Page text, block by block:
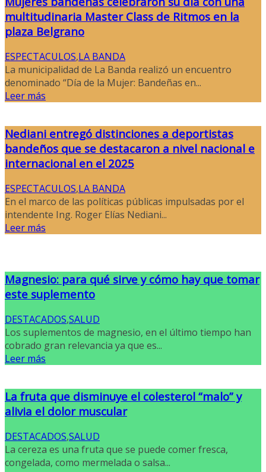
multitudinaria Master Class de Ritmos en la
plaza Belgrano
ESPECTACULOS,LA BANDA
La municipalidad de La Banda realizó un encuentro
denominado “Día de la Mujer: Bandeñas en...
Leer más
Nediani entregó distinciones a deportistas
bandeños que se destacaron a nivel nacional e
internacional en el 2025
ESPECTACULOS,LA BANDA
En el marco de las políticas públicas impulsadas por el
intendente Ing. Roger Elías Nediani...
Leer más
Magnesio: para qué sirve y cómo hay que tomar
este suplemento
DESTACADOS,SALUD
Los suplementos de magnesio, en el último tiempo han
cobrado gran relevancia ya que es...
Leer más
La fruta que disminuye el colesterol “malo” y
alivia el dolor muscular
DESTACADOS,SALUD
La cereza es una fruta que se puede comer fresca,
congelada, como mermelada o salsa...